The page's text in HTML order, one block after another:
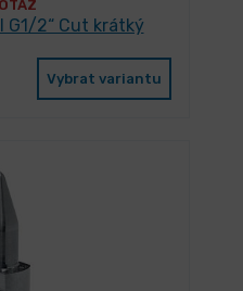
G1/2“ Cut krátký
Vybrat variantu